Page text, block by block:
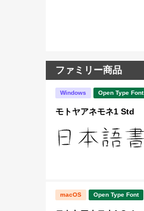
ファミリー商品
Windows Open Type Font
モトヤアネモネ1 Std
macOS Open Type Font